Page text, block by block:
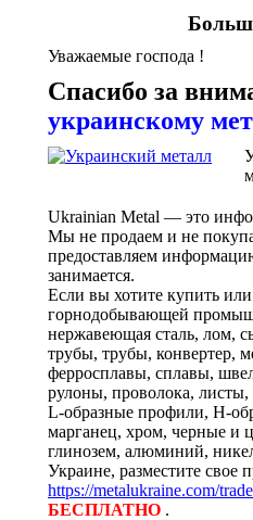
Уважаемые господа !
Спасибо за
украинскому
Ukrainian Metal — это
Мы не продаем и не
предоставляем
занимается.
Если вы хотите купить
горнодобывающей
нержавеющая сталь, лом,
трубы, трубы, конвертер,
ферросплавы, сплавы,
рулоны, проволока,
L-образные профили, H-
марганец, хром, черные и
глинозем, алюминий,
Украине, разместите свое
https://metalukraine.com/
БЕСПЛАТНО .